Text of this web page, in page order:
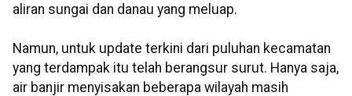
aliran sungai dan danau yang meluap.
Namun, untuk update terkini dari puluhan kecamatan
yang terdampak itu telah berangsur surut. Hanya saja,
air banjir menyisakan beberapa wilayah masih